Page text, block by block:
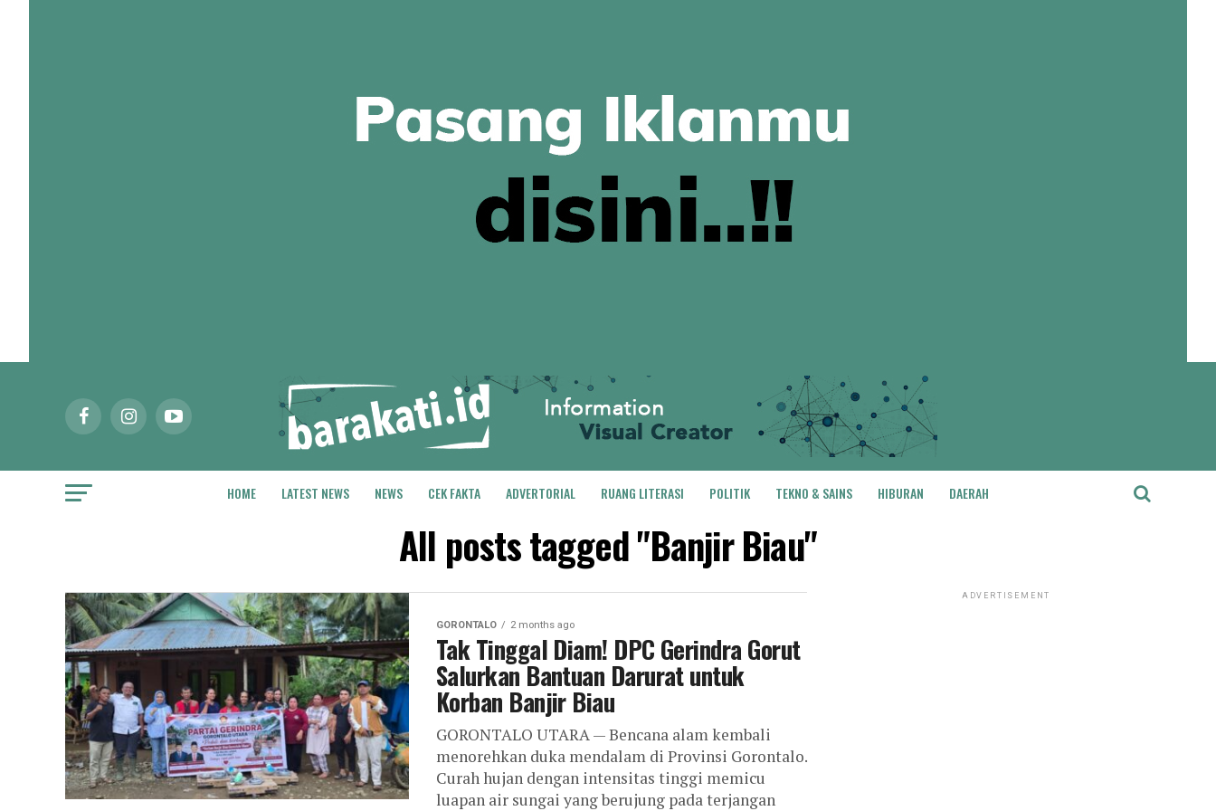
HOME LATEST NEWS NEWS CEK FAKTA ADVERTORIAL RUANG LITERASI POLITIK TEKNO & SAINS HIBURAN DAERAH
All posts tagged "Banjir Biau"
GORONTALO 2 months ago
Tak Tinggal Diam! DPC Gerindra Gorut
Salurkan Bantuan Darurat untuk
Korban Banjir Biau
GORONTALO UTARA — Bencana alam kembali
menorehkan duka mendalam di Provinsi Gorontalo.
Curah hujan dengan intensitas tinggi memicu
luapan air sungai yang berujung pada terjangan
ADVERTISEMENT